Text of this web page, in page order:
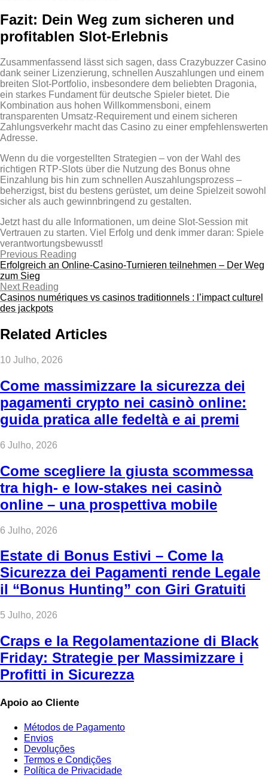
Fazit: Dein Weg zum sicheren und
profitablen Slot‑Erlebnis
Zusammenfassend lässt sich sagen, dass Crazybuzzer Casino
dank seiner Lizenzierung, schnellen Auszahlungen und einem
breiten Slot‑Portfolio, insbesondere dem beliebten Dragonia,
ein starkes Fundament für deutsche Spieler bietet. Die
Kombination aus hohen Willkommensboni, einem
transparenten Umsatz‑Requirement und einem sicheren
Zahlungsverkehr macht das Casino zu einer empfehlenswerten
Adresse.
Wenn du die vorgestellten Strategien – von der Wahl des
richtigen RTP‑Slots über die Nutzung des Bonus ohne
Einzahlung bis hin zum schnellen Auszahlungsprozess –
beherzigst, bist du bestens gerüstet, um deine Spielzeit sowohl
sicher als auch gewinnbringend zu gestalten.
Jetzt hast du alle Informationen, um deine Slot‑Session mit
Vertrauen zu starten. Viel Erfolg und denk immer daran: Spiele
verantwortungsbewusst!
Previous Reading
Erfolgreich an Online‑Casino‑Turnieren teilnehmen – Der Weg
zum Sieg
Next Reading
Casinos numériques vs casinos traditionnels : l’impact culturel
des jackpots
Related Articles
10 Julho, 2026
Come massimizzare la sicurezza dei
pagamenti crypto nei casinò online:
guida pratica alle fedeltà e ai premi
6 Julho, 2026
Come scegliere la giusta scommessa
tra high‑ e low‑stakes nei casinò
online – una prospettiva mobile
6 Julho, 2026
Estate di Bonus Estivi – Come la
Sicurezza dei Pagamenti rende Legale
il “Bonus Hunting” con Giri Gratuiti
5 Julho, 2026
Craps e la Regolamentazione di Black
Friday: Strategie per Massimizzare i
Profitti in Sicurezza
Apoio ao Cliente
Métodos de Pagamento
Envios
Devoluções
Termos e Condições
Política de Privacidade